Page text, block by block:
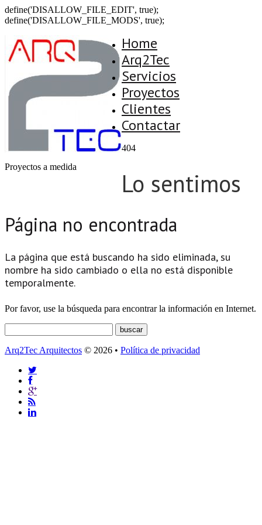
define('DISALLOW_FILE_EDIT', true);
define('DISALLOW_FILE_MODS', true);
Proyectos a medida
Home
Arq2Tec
Servicios
Proyectos
Clientes
Contactar
404
Lo sentimos
Página no encontrada
La página que está buscando ha sido eliminada, su
nombre ha sido cambiado o ella no está disponible
temporalmente.
Por favor, use la búsqueda para encontrar la información en Internet.
Arq2Tec Arquitectos © 2026 • Política de privacidad